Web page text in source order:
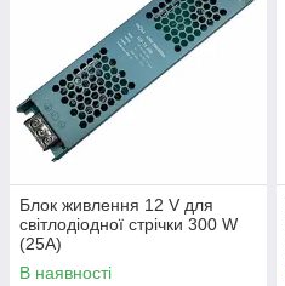
Блок живлення 12 V для
світлодіодної стрічки 300 W
(25A)
В наявності